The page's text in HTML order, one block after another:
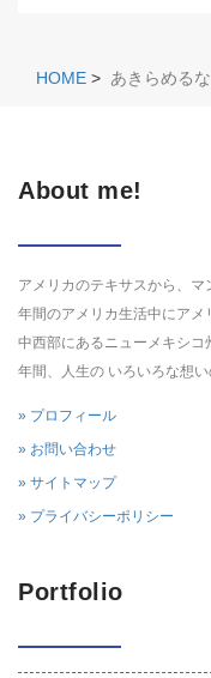
HOME > あきらめる
About me!
アメリカのテキサスから、
年間のアメリカ生活中にアメ
中西部にあるニューメキシコ
年間、人生の いろいろな想い
» プロフィール
» お問い合わせ
» サイトマップ
» プライバシーポリシー
Portfolio